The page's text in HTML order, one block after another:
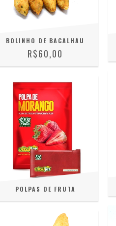
BOLINHO DE BACALHAU
R$60,00
POLPAS DE FRUTA